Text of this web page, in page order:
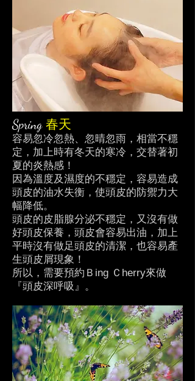
Spring春天
容易忽冷忽熱、忽晴忽雨，相當不穩
定，加上時有冬天的寒冷，交替著初
夏的炎熱感！
因為溫度及濕度的不穩定，容易造成
頭皮的油水失衡，使頭皮的防禦力大
幅降低。
頭皮的皮脂腺分泌不穩定，又沒有做
好頭皮保養，頭皮會容易出油，加上
平時沒有做足頭皮的清潔，也容易產
生頭皮屑現象！
所以，需要預約Ｂing Ｃherry來做
『頭皮深呼吸』。